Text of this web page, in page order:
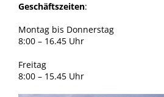
Geschäftszeiten:
Montag bis Donnerstag
8:00 – 16.45 Uhr
Freitag
8:00 – 15.45 Uhr